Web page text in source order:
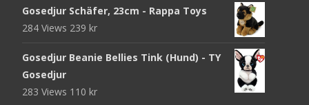
Gosedjur Schäfer, 23cm - Rappa Toys
284 Views 239 kr
Gosedjur Beanie Bellies Tink (Hund) - TY
Gosedjur
283 Views 110 kr